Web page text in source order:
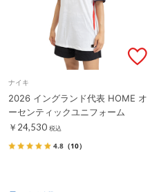
ナイキ
2026 イングランド代表 HOME オ
ーセンティックユニフォーム
￥24,530 税込
4.8 （10）